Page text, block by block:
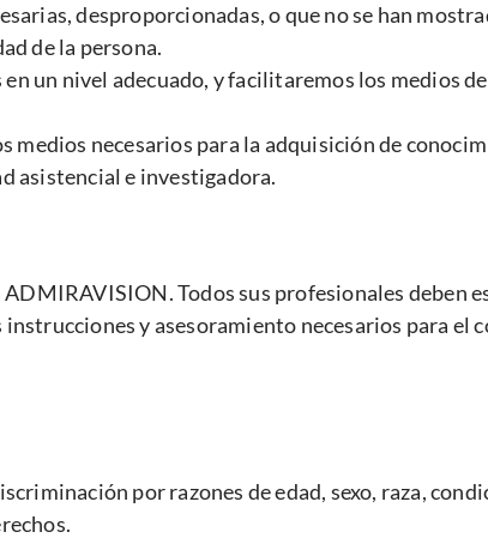
desproporcionadas, o que no se han
de la persona.
un nivel adecuado, y facilitaremos los medios
necesarios para la adquisición de
asistencial e investigadora.
Todos sus profesionales deben
y asesoramiento necesarios para el
por razones de edad, sexo, raza,